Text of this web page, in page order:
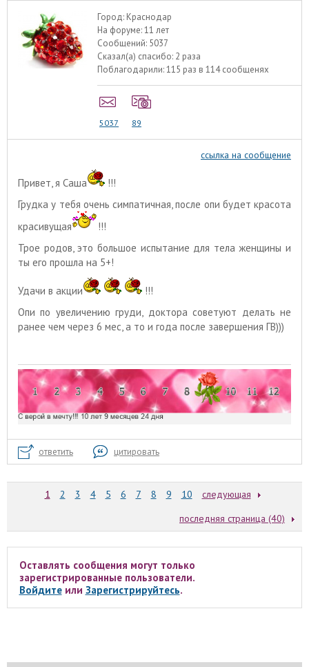
Город: Краснодар
На форуме:11 лет
Сообщений: 5037
Сказал(а) спасибо: 2 раза
Поблагодарили:115 раз в 114 сообщенях
5037 89
ссылка на сообщение
Привет, я Саша
!!!
Грудка у тебя очень симпатичная, после опи будет красота
красивущая
!!!
Трое родов, это большое испытание для тела женщины и
ты его прошла на 5+!
Удачи в акции
!!!
Опи по увеличению груди, доктора советуют делать не
ранее чем через 6 мес, а то и года после завершения ГВ)))
ответить цитировать
1 2 3 4 5 6 7 8 9 10
следующая
последняя страница (40)
Оставлять сообщения могут только
зарегистрированные пользователи.
Войдитеили Зарегистрируйтесь.